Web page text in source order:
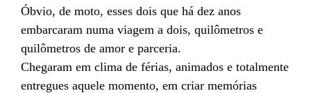
Óbvio, de moto, esses dois que há dez anos
embarcaram numa viagem a dois, quilômetros e
quilômetros de amor e parceria.
Chegaram em clima de férias, animados e totalmente
entregues aquele momento, em criar memórias